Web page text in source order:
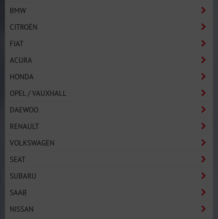
BMW
CITROËN
FIAT
ACURA
HONDA
OPEL / VAUXHALL
DAEWOO
RENAULT
VOLKSWAGEN
SEAT
SUBARU
SAAB
NISSAN